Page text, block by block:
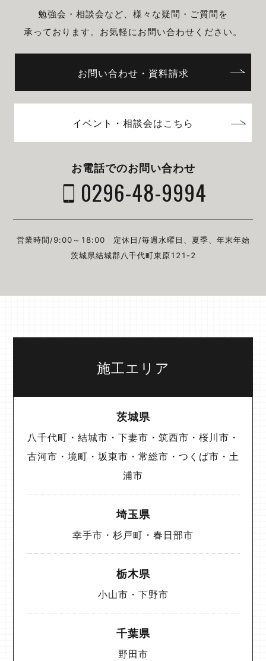
勉強会・相談会など、様々な疑問・ご質問を
承っております。 お気軽にお問い合わせください。
お問い合わせ・資料請求
イベント・相談会はこちら
お電話でのお問い合わせ
0296-48-9994
営業時間/9:00～18:00 定休日/毎週⽔曜⽇、夏季、年末年始
茨城県結城郡⼋千代町東原121-2
施工エリア
茨城県
八千代町・結城市・下妻市・筑西市・桜川市・
古河市・境町・坂東市・常総市・つくば市・土
浦市
埼玉県
幸手市・杉戸町・春日部市
栃木県
小山市・下野市
千葉県
野田市